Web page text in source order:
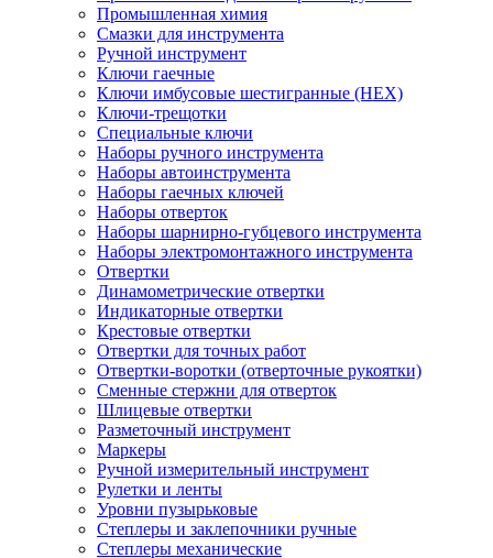
Промышленная химия
Смазки для инструмента
Ручной инструмент
Ключи гаечные
Ключи имбусовые шестигранные (HEX)
Ключи-трещотки
Специальные ключи
Наборы ручного инструмента
Наборы автоинструмента
Наборы гаечных ключей
Наборы отверток
Наборы шарнирно-губцевого инструмента
Наборы электромонтажного инструмента
Отвертки
Динамометрические отвертки
Индикаторные отвертки
Крестовые отвертки
Отвертки для точных работ
Отвертки-воротки (отверточные рукоятки)
Сменные стержни для отверток
Шлицевые отвертки
Разметочный инструмент
Маркеры
Ручной измерительный инструмент
Рулетки и ленты
Уровни пузырьковые
Степлеры и заклепочники ручные
Степлеры механические